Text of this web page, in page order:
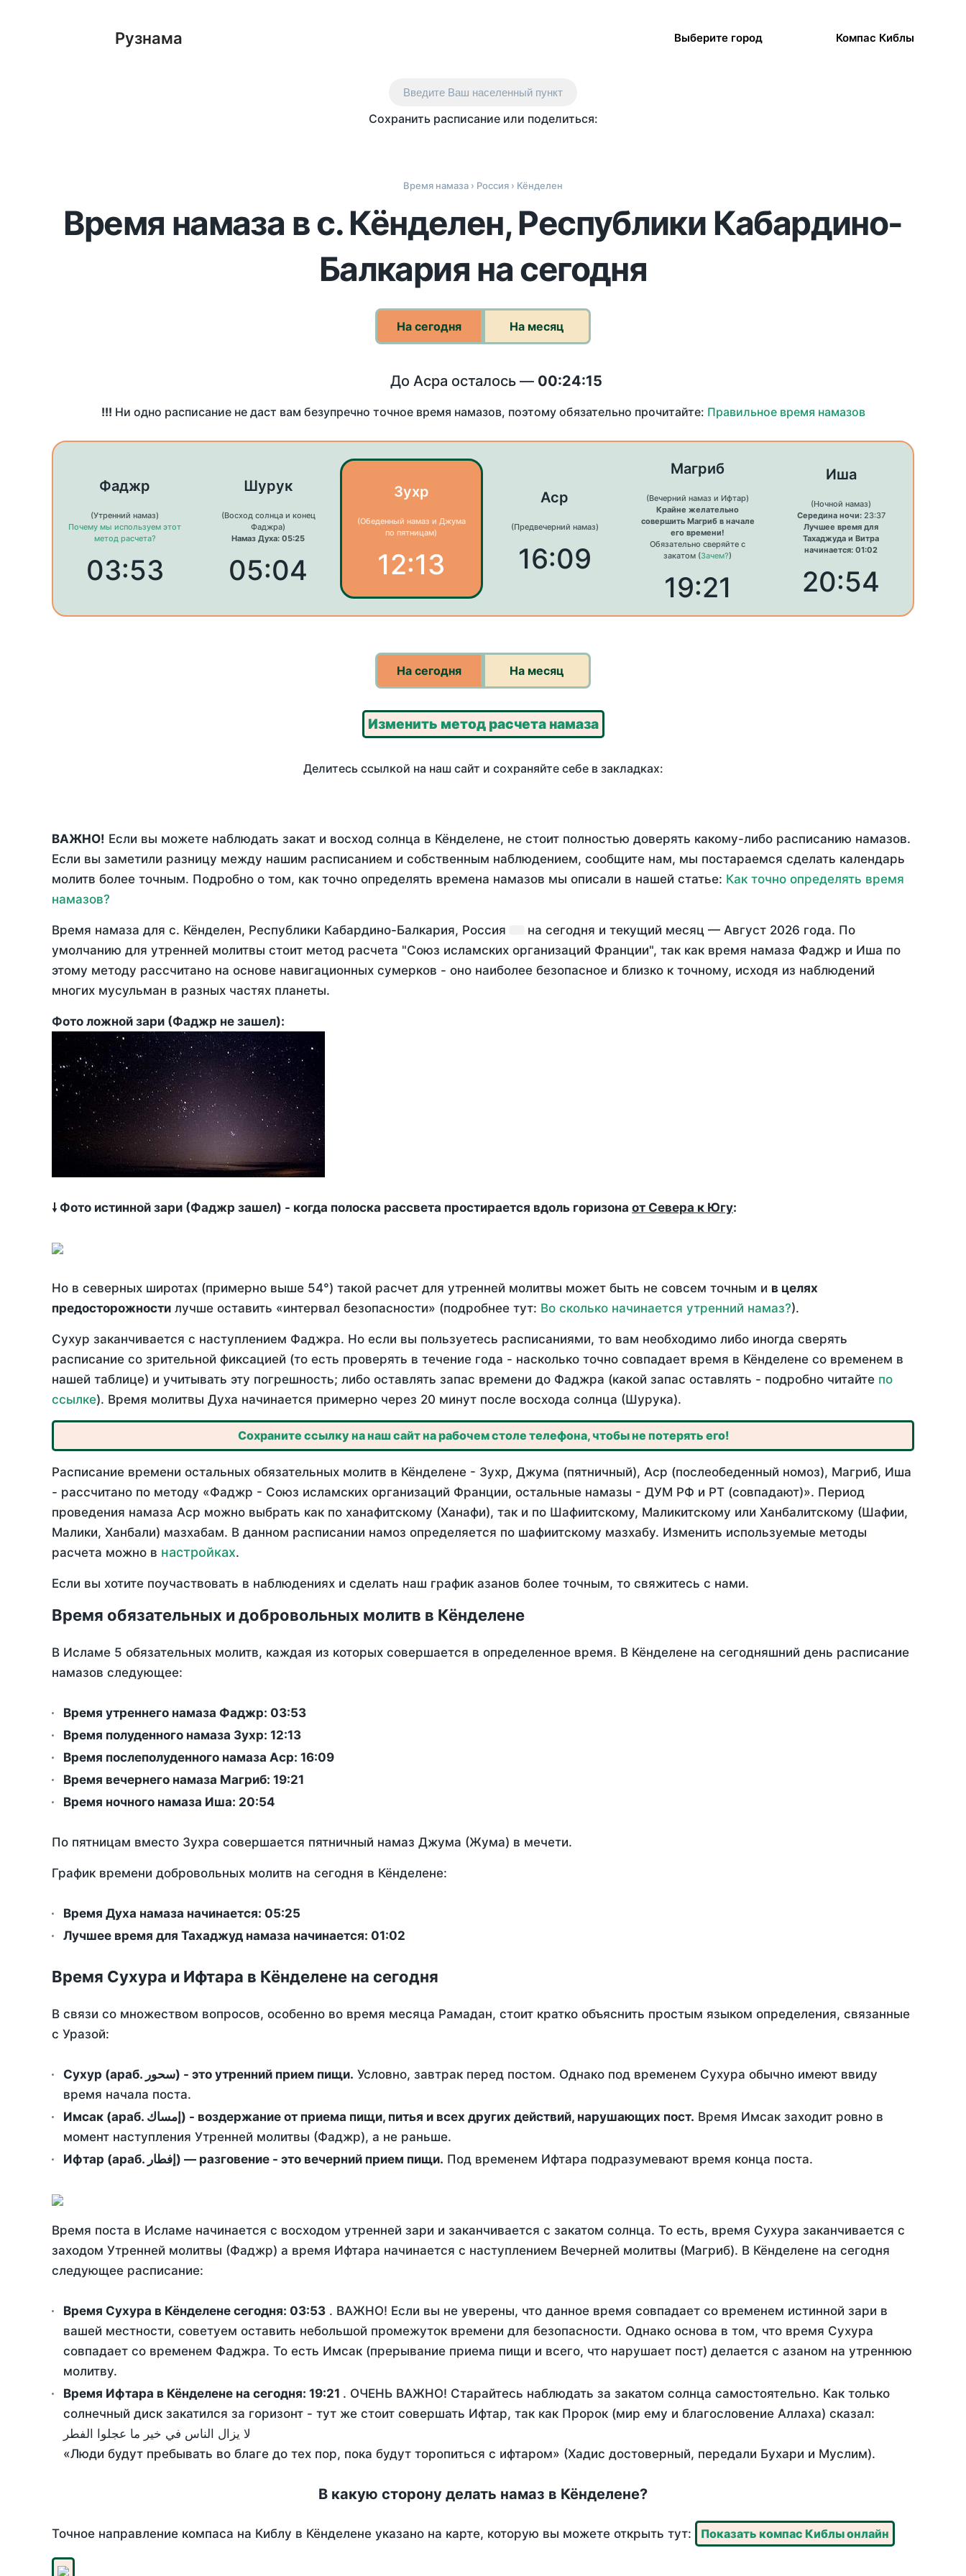
Рузнама Выберите город Компас Киблы
Введите Ваш населенный пункт
Сохранить расписание или поделиться:
Время намаза › Россия › Кёнделен
Время намаза в с. Кёнделен, Республики Кабардино-
Балкария на сегодня
На сегодня На месяц
До Асра осталось — 00:24:15
!!! Ни одно расписание не даст вам безупречно точное время намазов, поэтому обязательно прочитайте: Правильное время намазов
Фаджр
(Утренний намаз)
Почему мы используем этот
метод расчета?
03:53
Шурук
(Восход солнца и конец
Фаджра)
Намаз Духа: 05:25
05:04
Зухр
(Обеденный намаз и Джума
по пятницам)
12:13
Аср
(Предвечерний намаз)
16:09
Магриб
(Вечерний намаз и Ифтар)
Крайне желательно
совершить Магриб в начале
его времени!
Обязательно сверяйте с
закатом (Зачем?)
19:21
Иша
(Ночной намаз)
Середина ночи:23:37
Лучшее время для
Тахаджуда и Витра
начинается: 01:02
20:54
На сегодня На месяц
Изменить метод расчета намаза
Делитесь ссылкой на наш сайт и сохраняйте себе в закладках:
ВАЖНО! Если вы можете наблюдать закат и восход солнца в Кёнделене, не стоит полностью доверять какому-либо расписанию намазов.
Если вы заметили разницу между нашим расписанием и собственным наблюдением, сообщите нам, мы постараемся сделать календарь
молитв более точным. Подробно о том, как точно определять времена намазов мы описали в нашей статье: Как точно определять время
намазов?
Время намаза для с. Кёнделен, Республики Кабардино-Балкария, Россия на сегодня и текущий месяц — Август 2026 года. По
умолчанию для утренней молитвы стоит метод расчета "Союз исламских организаций Франции", так как время намаза Фаджр и Иша по
этому методу рассчитано на основе навигационных сумерков - оно наиболее безопасное и близко к точному, исходя из наблюдений
многих мусульман в разных частях планеты.
Фото ложной зари (Фаджр не зашел):
🠗 Фото истинной зари (Фаджр зашел) - когда полоска рассвета простирается вдоль горизона от Севера к Югу:
Но в северных широтах (примерно выше 54°) такой расчет для утренней молитвы может быть не совсем точным и в целях
предосторожности лучше оставить «интервал безопасности» (подробнее тут: Во сколько начинается утренний намаз?).
Сухур заканчивается с наступлением Фаджра. Но если вы пользуетесь расписаниями, то вам необходимо либо иногда сверять
расписание со зрительной фиксацией (то есть проверять в течение года - насколько точно совпадает время в Кёнделене со временем в
нашей таблице) и учитывать эту погрешность; либо оставлять запас времени до Фаджра (какой запас оставлять - подробно читайте по
ссылке). Время молитвы Духа начинается примерно через 20 минут после восхода солнца (Шурука).
Сохраните ссылку на наш сайт на рабочем столе телефона, чтобы не потерять его!
Расписание времени остальных обязательных молитв в Кёнделене - Зухр, Джума (пятничный), Аср (послеобеденный номоз), Магриб, Иша
- рассчитано по методу «Фаджр - Союз исламских организаций Франции, остальные намазы - ДУМ РФ и РТ (совпадают)». Период
проведения намаза Аср можно выбрать как по ханафитскому (Ханафи), так и по Шафиитскому, Маликитскому или Ханбалитскому (Шафии,
Малики, Ханбали) мазхабам. В данном расписании намоз определяется по шафиитскому мазхабу. Изменить используемые методы
расчета можно в настройках.
Если вы хотите поучаствовать в наблюдениях и сделать наш график азанов более точным, то свяжитесь с нами.
Время обязательных и добровольных молитв в Кёнделене
В Исламе 5 обязательных молитв, каждая из которых совершается в определенное время. В Кёнделене на сегодняшний день расписание
намазов следующее:
Время утреннего намаза Фаджр: 03:53
Время полуденного намаза Зухр: 12:13
Время послеполуденного намаза Аср: 16:09
Время вечернего намаза Магриб: 19:21
Время ночного намаза Иша: 20:54
По пятницам вместо Зухра совершается пятничный намаз Джума (Жума) в мечети.
График времени добровольных молитв на сегодня в Кёнделене:
Время Духа намаза начинается: 05:25
Лучшее время для Тахаджуд намаза начинается: 01:02
Время Сухура и Ифтара в Кёнделене на сегодня
В связи со множеством вопросов, особенно во время месяца Рамадан, стоит кратко объяснить простым языком определения, связанные
с Уразой:
Сухур (араб. سحور) - это утренний прием пищи. Условно, завтрак перед постом. Однако под временем Сухура обычно имеют ввиду
время начала поста.
Имсак (араб. إمساك) - воздержание от приема пищи, питья и всех других действий, нарушающих пост. Время Имсак заходит ровно в
момент наступления Утренней молитвы (Фаджр), а не раньше.
Ифтар (араб. إفطار) — разговение - это вечерний прием пищи. Под временем Ифтара подразумевают время конца поста.
Время поста в Исламе начинается с восходом утренней зари и заканчивается с закатом солнца. То есть, время Сухура заканчивается с
заходом Утренней молитвы (Фаджр) а время Ифтара начинается с наступлением Вечерней молитвы (Магриб). В Кёнделене на сегодня
следующее расписание:
Время Сухура в Кёнделене сегодня: 03:53 . ВАЖНО! Если вы не уверены, что данное время совпадает со временем истинной зари в
вашей местности, советуем оставить небольшой промежуток времени для безопасности. Однако основа в том, что время Сухура
совпадает со временем Фаджра. То есть Имсак (прерывание приема пищи и всего, что нарушает пост) делается с азаном на утреннюю
молитву.
Время Ифтара в Кёнделене на сегодня: 19:21 . ОЧЕНЬ ВАЖНО! Старайтесь наблюдать за закатом солнца самостоятельно. Как только
солнечный диск закатился за горизонт - тут же стоит совершать Ифтар, так как Пророк (мир ему и благословение Аллаха) сказал:
لا يزال الناس في خير ما عجلوا الفطر
«Люди будут пребывать во благе до тех пор, пока будут торопиться с ифтаром» (Хадис достоверный, передали Бухари и Муслим).
В какую сторону делать намаз в Кёнделене?
Точное направление компаса на Киблу в Кёнделене указано на карте, которую вы можете открыть тут: Показать компас Киблы онлайн